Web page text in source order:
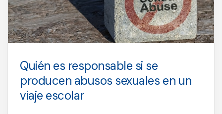
Quién es responsable si se
producen abusos sexuales en un
viaje escolar